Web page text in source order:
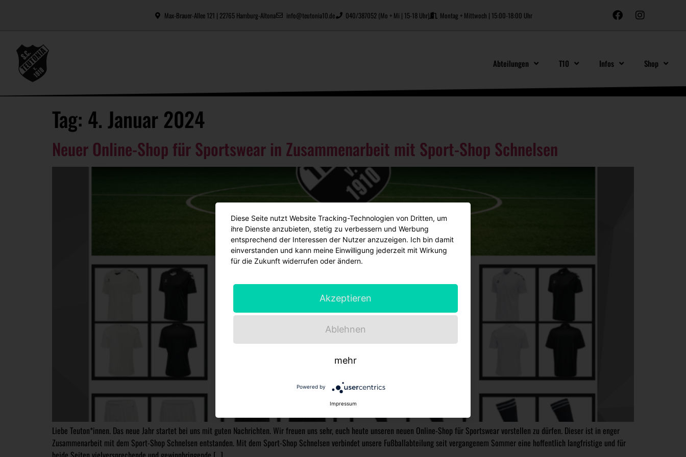
Max-Brauer-Allee 121 | 22765 Hamburg-Altona info@teutonia10.de 040/387052 (Mo + Mi | 15-18 Uhr) Montag + Mittwoch | 15:00-18:00 Uhr
Abteilungen T10 Infos Shop
Tag: 4. Januar 2024
Neuer Online-Shop für Sportswear in Zusammenarbeit mit Sport-Shop Schnelsen
Liebe Teuton*innen. Das neue Jahr startet bei uns mit guten Nachrichten. Wir freuen uns sehr, euch heute unseren neuen Online-Shop für Sportswear vorstellen zu dürfen. Dieser ist in enger
Zusammenarbeit mit dem Sport-Shop Schnelsen entstanden. Mit dem Sport-Shop Schnelsen verbindet unsere Fußballabteilung seit vergangenem Sommer eine hoffentlich langfristige und für
Diese Seite nutzt Website Tracking-Technologien von Dritten, um
ihre Dienste anzubieten, stetig zu verbessern und Werbung
entsprechend der Interessen der Nutzer anzuzeigen. Ich bin damit
einverstanden und kann meine Einwilligung jederzeit mit Wirkung
für die Zukunft widerrufen oder ändern.
Akzeptieren
Ablehnen
mehr
Powered by
Impressum